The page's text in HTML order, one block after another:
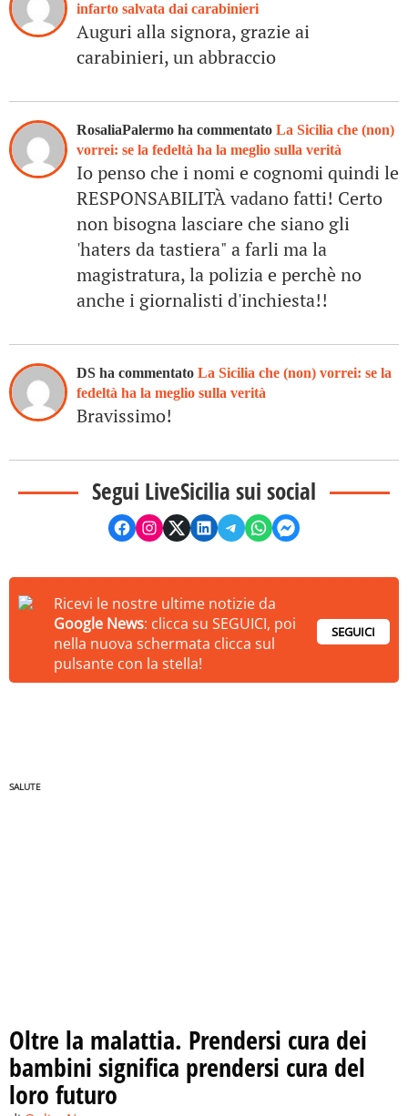
infarto salvata dai carabinieri
Auguri alla signora, grazie ai
carabinieri, un abbraccio
RosaliaPalermo ha commentato La Sicilia che (non)
vorrei: se la fedeltà ha la meglio sulla verità
Io penso che i nomi e cognomi quindi le
RESPONSABILITÀ vadano fatti! Certo
non bisogna lasciare che siano gli
'haters da tastiera" a farli ma la
magistratura, la polizia e perchè no
anche i giornalisti d'inchiesta!!
DS ha commentato La Sicilia che (non) vorrei: se la
fedeltà ha la meglio sulla verità
Bravissimo!
Segui LiveSicilia sui social
Ricevi le nostre ultime notizie da
Google News: clicca su SEGUICI, poi
nella nuova schermata clicca sul
pulsante con la stella!
SEGUICI
SALUTE
Oltre la malattia. Prendersi cura dei
bambini significa prendersi cura del
loro futuro